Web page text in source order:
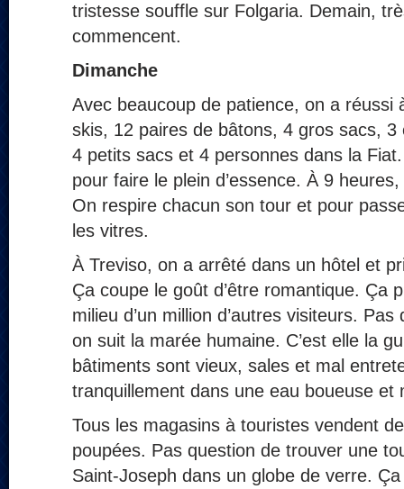
tristesse souffle sur Folgaria. Demain,
commencent.
Dimanche
Avec beaucoup de patience, on a réussi
skis, 12 paires de bâtons, 4 gros sacs,
4 petits sacs et 4 personnes dans la
pour faire le plein d’essence. À 9
On respire chacun son tour et pour
les vitres.
À Treviso, on a arrêté dans un hôtel et
Ça coupe le goût d’être romantique. Ça
milieu d’un million d’autres visiteurs.
on suit la marée humaine. C’est elle la
bâtiments sont vieux, sales et mal
tranquillement dans une eau boueuse et
Tous les magasins à touristes vendent
poupées. Pas question de trouver une
Saint-Joseph dans un globe de verre.